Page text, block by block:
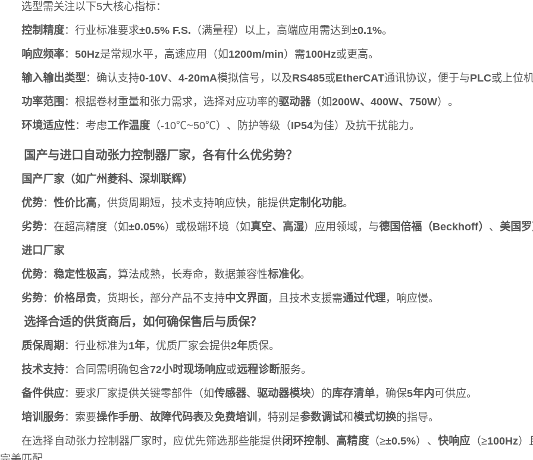
选型需关注以下5大核心指标：
控制精度：行业标准要求±0.5% F.S. （满量程）以上，高端应用需达到 ±0.1%。
响应频率： 50Hz是常规水平，高速应用（如1200m/min）需100Hz或更高。
输入输出类型：确认支持0-10V、 4-20mA模拟信号，以及RS485或EtherCAT通讯协议，便于与PLC或上位
功率范围 ：根据卷材重量和张力需求，选择对应功率的驱动器（如200W、400W、750W）。
环境适应性：考虑工作温度 （-10℃~50℃）、防护等级（IP54为佳）及抗干扰能力。
国产与进口自动张力控制器厂家，各有什么优劣势？
国产厂家（如广州菱科、深圳联辉）
优势： 性价比高 ，供货周期短，技术支持响应快，能提供定制化功能。
劣势：在超高精度（如±0.05%）或极端环境（如真空、高湿）应用领域，与德国倍福（Beckhoff） 、 美国
进口厂家
优势： 稳定性极高 ，算法成熟，长寿命，数据兼容性标准化。
劣势： 价格昂贵，货期长，部分产品不支持中文界面 ，且技术支援需通过代理，响应慢。
选择合适的供货商后，如何确保售后与质保？
质保周期 ：行业标准为1年，优质厂家会提供2年质保。
技术支持：合同需明确包含72小时现场响应或远程诊断服务。
备件供应：要求厂家提供关键零部件（如传感器、 驱动器模块）的库存清单，确保5年内 可供应。
培训服务：索要操作手册、 故障代码表及免费培训 ，特别是参数调试和模式切换的指导。
在选择自动张力控制器厂家时，应优先筛选那些能提供闭环控制、 高精度（≥±0.5%）、 快响应 （≥100Hz）